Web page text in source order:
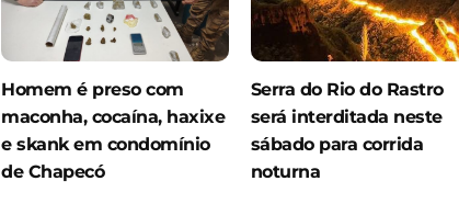
Homem é preso com
maconha, cocaína, haxixe
e skank em condomínio
de Chapecó
Serra do Rio do Rastro
será interditada neste
sábado para corrida
noturna